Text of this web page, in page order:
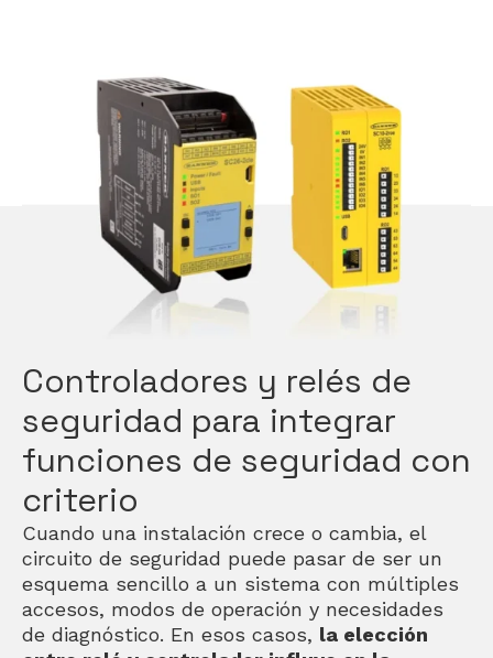
Controladores y relés de
seguridad para integrar
funciones de seguridad con
criterio
Cuando una instalación crece o cambia, el
circuito de seguridad puede pasar de ser un
esquema sencillo a un sistema con múltiples
accesos, modos de operación y necesidades
de diagnóstico. En esos casos, la elección